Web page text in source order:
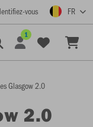
vous FR
1
Glasgow 2.0
2.0